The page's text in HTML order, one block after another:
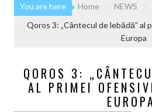
You are here Home
NEWS
Qoros 3: „Cântecul de lebădă” al
Europa
QOROS 3:
AL PRIMEI